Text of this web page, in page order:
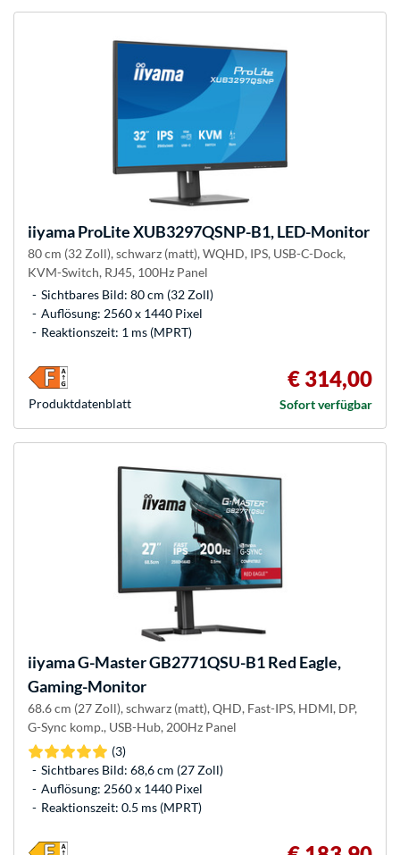
iiyamaProLite XUB3297QSNP-B1, LED-Monitor
80 cm (32 Zoll), schwarz (matt), WQHD, IPS, USB-C-Dock,
KVM-Switch, RJ45, 100Hz Panel
Sichtbares Bild: 80 cm (32 Zoll)
Auflösung: 2560 x 1440 Pixel
Reaktionszeit: 1 ms (MPRT)
€ 314,00
Sofort verfügbar
Produkt­datenblatt
iiyamaG-Master GB2771QSU-B1 Red Eagle,
Gaming-Monitor
68.6 cm (27 Zoll), schwarz (matt), QHD, Fast-IPS, HDMI, DP,
G-Sync komp., USB-Hub, 200Hz Panel
(3)
Sichtbares Bild: 68,6 cm (27 Zoll)
Auflösung: 2560 x 1440 Pixel
Reaktionszeit: 0.5 ms (MPRT)